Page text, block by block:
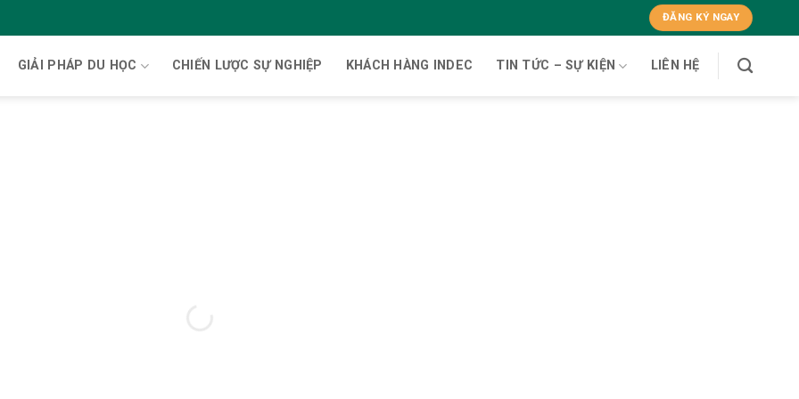
ĐĂNG KÝ NGAY
GIẢI PHÁP DU HỌC CHIẾN LƯỢC SỰ NGHIỆP KHÁCH HÀNG INDEC TIN TỨC – SỰ KIỆN LIÊN HỆ